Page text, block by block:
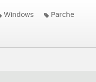
Windows Parche